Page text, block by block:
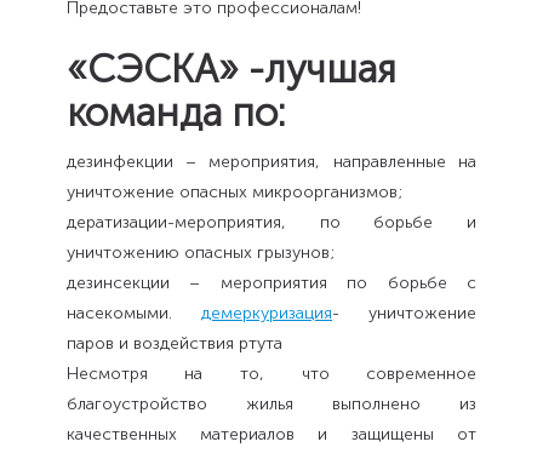
Предоставьте это профессионалам!
«СЭСКА» -лучшая
команда по:
дезинфекции – мероприятия, направленные на
уничтожение опасных микроорганизмов;
дератизации-мероприятия, по борьбе и
уничтожению опасных грызунов;
дезинсекции – мероприятия по борьбе с
насекомыми. демеркуризация- уничтожение
паров и воздействия ртута
Несмотря на то, что современное
благоустройство жилья выполнено из
качественных материалов и защищены от